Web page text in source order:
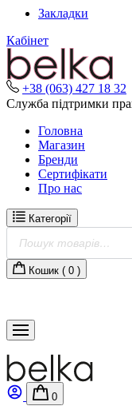
Skip
content
Закладки
Кабінет
+38 (063) 427 18 32
Служба підтримки
Головна
Магазин
Бренди
Сертифікати
Про нас
Категорії
Пошук
товарів
Кошик ( 0 )
0